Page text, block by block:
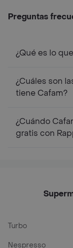
Preguntas
¿Qué es lo
¿Cuáles son
tiene Cafam?
¿Cuándo
gratis con
Turbo
Nespresso